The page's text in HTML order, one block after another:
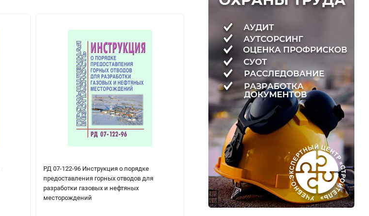
РД 07-122-96 Инструкция о порядке
предоставления горных отводов для
разработки газовых и нефтяных
месторождений
ПБ 07-436-02 Правила промышленной
безопасности при освоении
месторождений нефти на площадях
залегания калийных солей
РД